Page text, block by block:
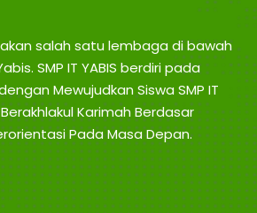
salah satu lembaga di bawah
SMP IT YABIS berdiri pada
Mewujudkan Siswa SMP IT
Karimah Berdasar
Pada Masa Depan.